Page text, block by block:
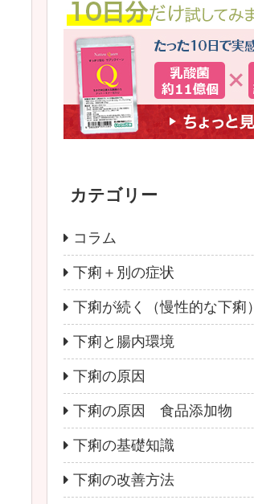
カテゴリー
コラム
下痢＋別の症状
下痢が続く（慢性的な下痢）
下痢と腸内環境
下痢の原因
下痢の原因 食品添加物
下痢の基礎知識
下痢の改善方法